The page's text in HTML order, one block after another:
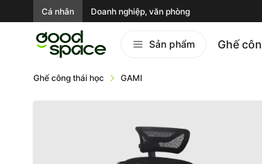
Cá nhân Doanh nghiệp, văn phòng
Sản phẩm Ghế
Ghế công thái học GAMI